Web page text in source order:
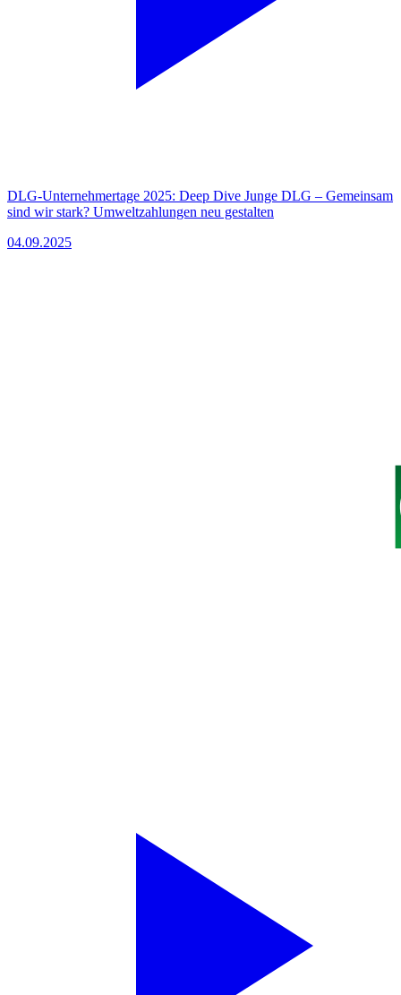
DLG-Unternehmertage 2025: Deep Dive Junge DLG – Gemeinsam
sind wir stark? Umweltzahlungen neu gestalten
04.09.2025